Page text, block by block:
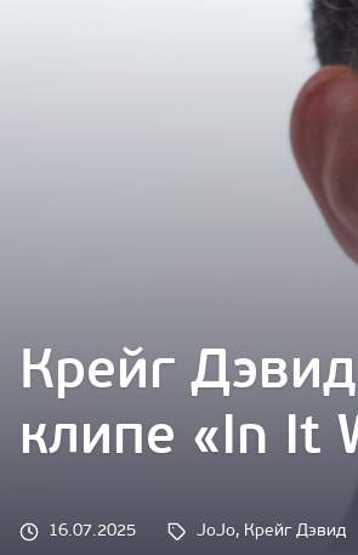
Крейг
клипе «In It
16.07.2025 Tags:
JoJo, Крейг Дэвид